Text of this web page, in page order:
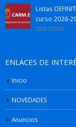
Listas
curso 2026-
28/07/2026
ENLACES DE
Inicio
NOVEDADES
Anuncios